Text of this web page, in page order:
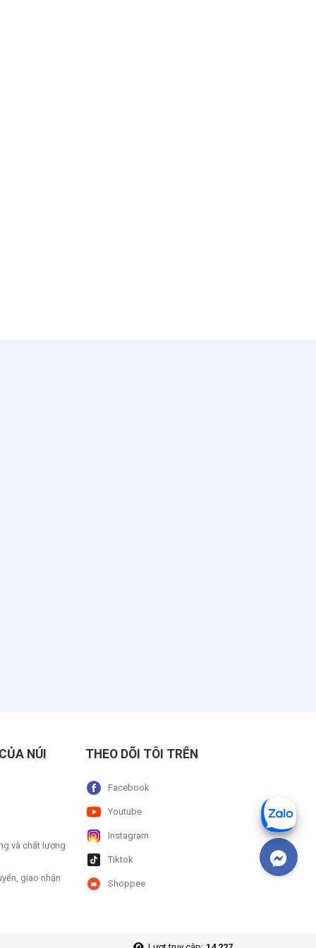
NÚI
và chất lượng
giao nhận
THEO DÕI TÔI TRÊN
Facebook
Youtube
Instagram
Tiktok
Shoppee